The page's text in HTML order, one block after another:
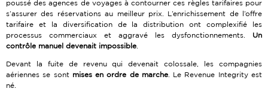
poussé des agences de voyages à contourner ces règles tarifaires pour
s’assurer des réservations au meilleur prix. L’enrichissement de l’offre
tarifaire et la diversification de la distribution ont complexifié les
processus commerciaux et aggravé les dysfonctionnements. Un
contrôle manuel devenait impossible
Devant la fuite de revenu qui devenait colossale, les compagnies
aériennes se sont mises en ordre de marche. Le Revenue Integrity est
né.